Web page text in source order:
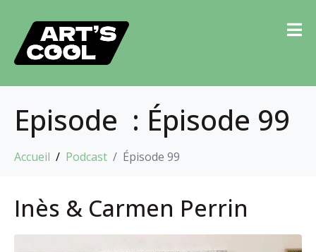
Episode : Épisode 99
Accueil Podcast Épisode 99
Inès & Carmen Perrin